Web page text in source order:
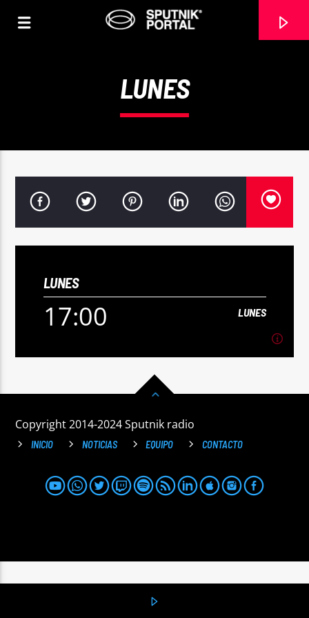
NO TITLES AVAILABLE
LUNES
LUNES
17:00 LUNES
[...]
Ver Más
Copyright 2014-2024 Sputnik radio
INICIO NOTICIAS EQUIPO CONTACTO